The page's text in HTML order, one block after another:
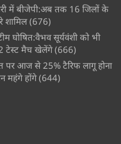
में बीजेपी:अब तक 16 जिलों के
शामिल (676)
घोषित:वैभव सूर्यवंशी को भी
टेस्ट मैच खेलेंगे (666)
पर आज से 25% टैरिफ लागू होना
महंगे होंगे (644)